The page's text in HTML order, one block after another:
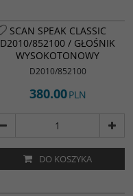
SCAN SPEAK CLASSIC
D2010/852100 / GŁOŚNIK
WYSOKOTONOWY
D2010/852100
380.00PLN
DO KOSZYKA